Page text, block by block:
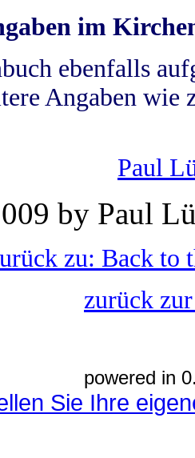
im
ebenfalls
Angaben wie
Paul
by Paul
zu: Back to
zurück
powered in
Sie Ihre